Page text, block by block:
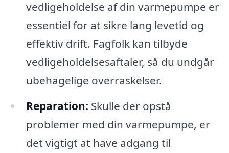
vedligeholdelse af din varmepumpe er
essentiel for at sikre lang levetid og
effektiv drift. Fagfolk kan tilbyde
vedligeholdelsesaftaler, så du undgår
ubehagelige overraskelser.
Reparation: Skulle der opstå
problemer med din varmepumpe, er
det vigtigt at have adgang til